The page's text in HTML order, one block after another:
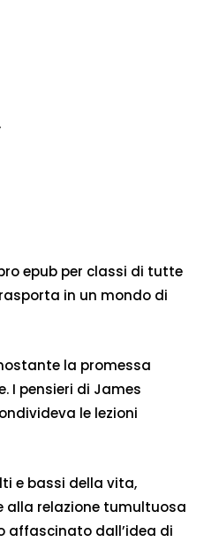
epub per classi di tutte
in un mondo di
la promessa
I pensieri di James
le lezioni
e bassi della vita,
alla relazione tumultuosa
affascinato dall’idea di